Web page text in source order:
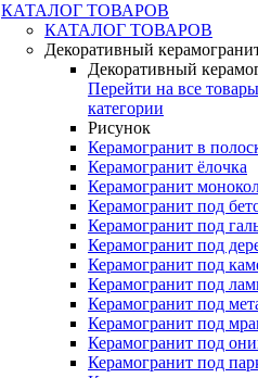
КАТАЛОГ ТОВАРОВ
КАТАЛОГ ТОВАРОВ
Декоративный
Декоративный
Перейти на все товары
категории
Рисунок
Керамогранит в
Керамогранит ёлочка
Керамогранит
Керамогранит под
Керамогранит под
Керамогранит под
Керамогранит под
Керамогранит под
Керамогранит под
Керамогранит под
Керамогранит под
Керамогранит под